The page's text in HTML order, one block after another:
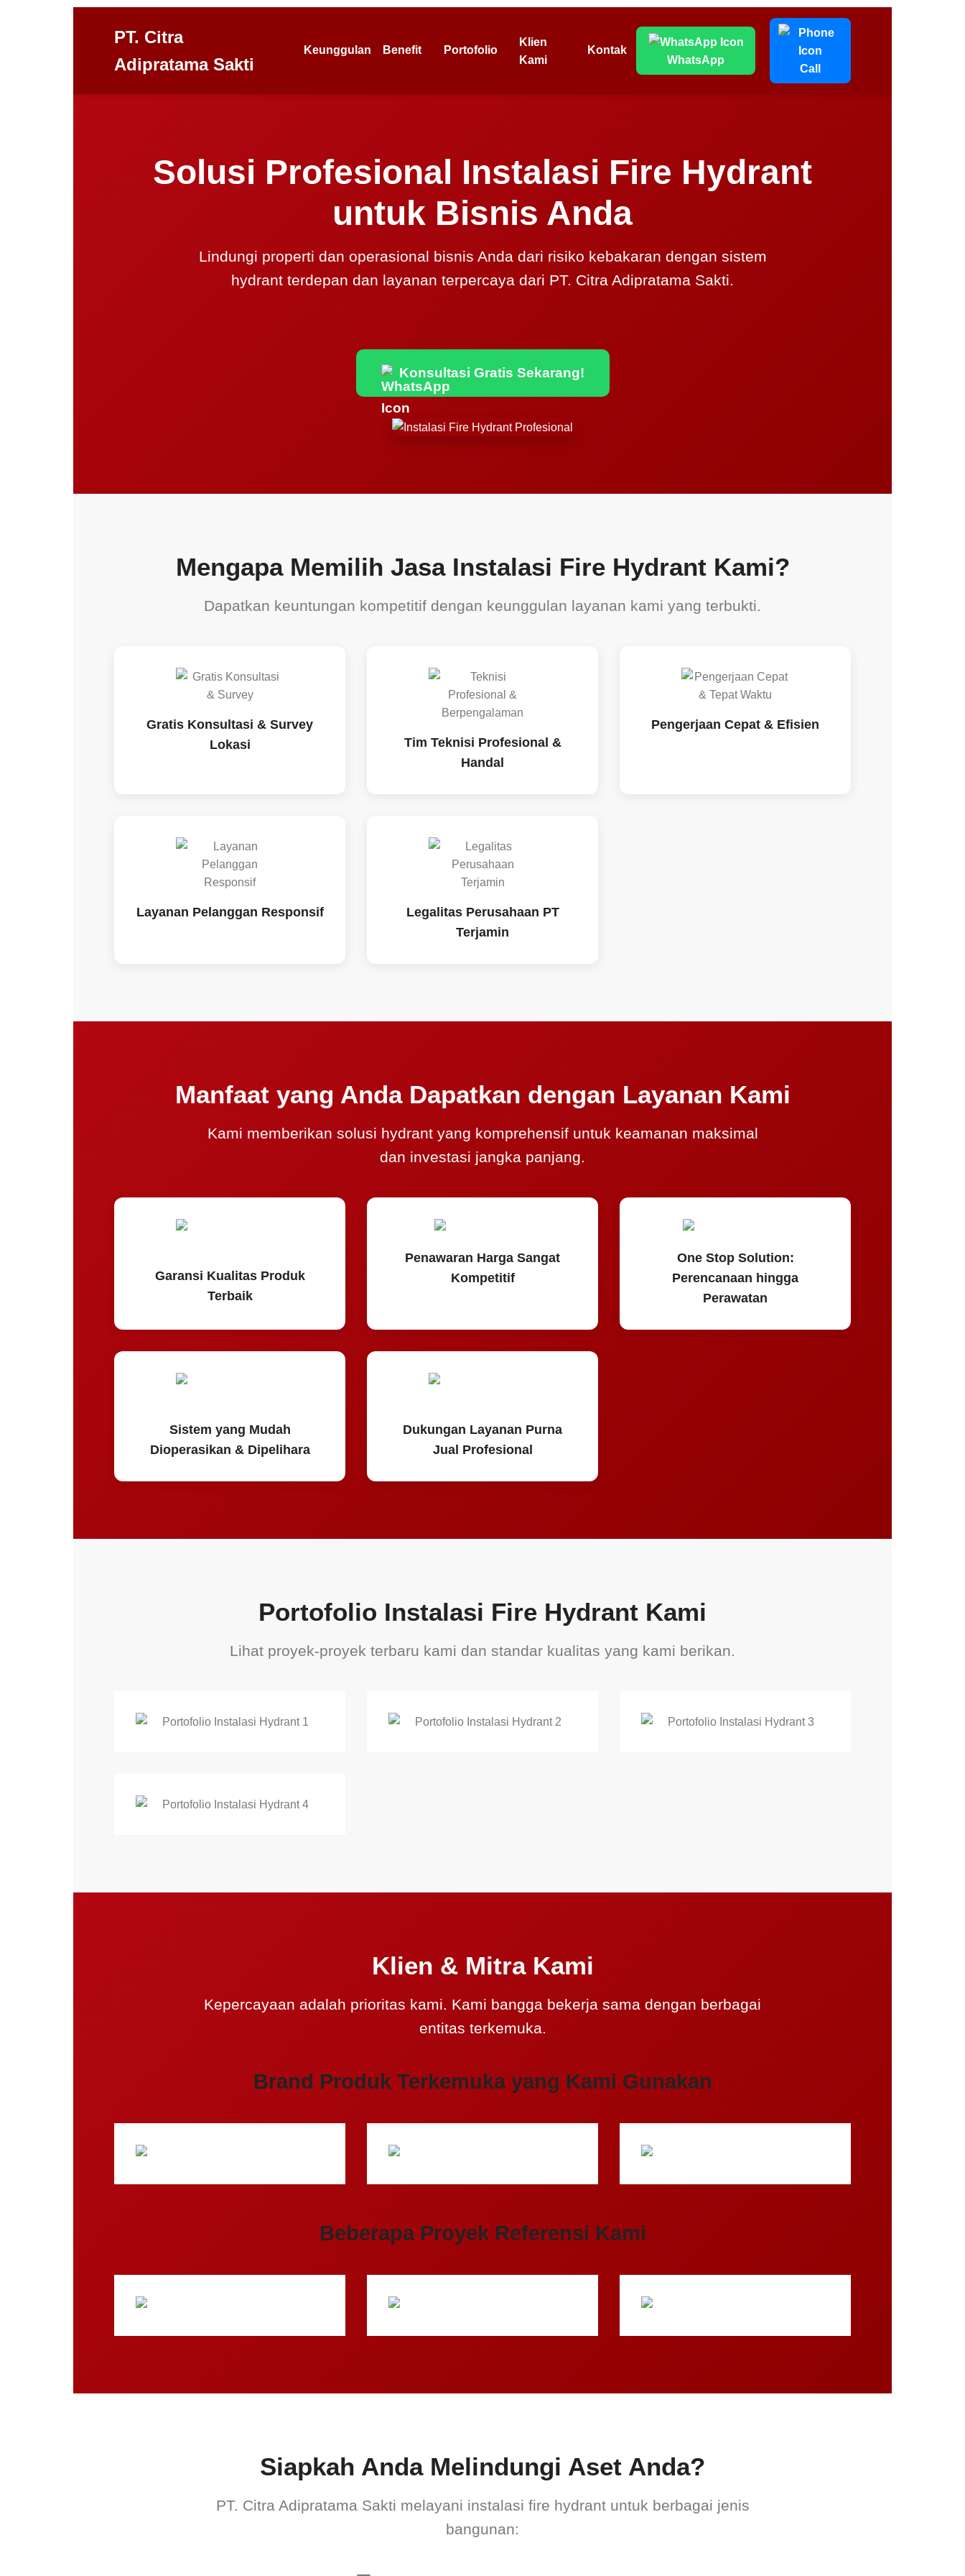
PT. Citra
Adipratama Sakti
Keunggulan Benefit Portofolio
Klien
Kami
Kontak
WhatsApp
Call
Solusi Profesional Instalasi Fire Hydrant
untuk Bisnis Anda
Lindungi properti dan operasional bisnis Anda dari risiko kebakaran dengan sistem
hydrant terdepan dan layanan terpercaya dari PT. Citra Adipratama Sakti.
Konsultasi Gratis Sekarang!
Mengapa Memilih Jasa Instalasi Fire Hydrant Kami?
Dapatkan keuntungan kompetitif dengan keunggulan layanan kami yang terbukti.
Gratis Konsultasi & Survey
Lokasi
Tim Teknisi Profesional &
Handal
Pengerjaan Cepat & Efisien
Layanan Pelanggan Responsif
Legalitas Perusahaan PT
Terjamin
Manfaat yang Anda Dapatkan dengan Layanan Kami
Kami memberikan solusi hydrant yang komprehensif untuk keamanan maksimal
dan investasi jangka panjang.
Garansi Kualitas Produk
Terbaik
Penawaran Harga Sangat
Kompetitif
One Stop Solution:
Perencanaan hingga
Perawatan
Sistem yang Mudah
Dioperasikan & Dipelihara
Dukungan Layanan Purna
Jual Profesional
Portofolio Instalasi Fire Hydrant Kami
Lihat proyek-proyek terbaru kami dan standar kualitas yang kami berikan.
Klien & Mitra Kami
Kepercayaan adalah prioritas kami. Kami bangga bekerja sama dengan berbagai
entitas terkemuka.
Brand Produk Terkemuka yang Kami Gunakan
Beberapa Proyek Referensi Kami
Siapkah Anda Melindungi Aset Anda?
PT. Citra Adipratama Sakti melayani instalasi fire hydrant untuk berbagai jenis
bangunan: